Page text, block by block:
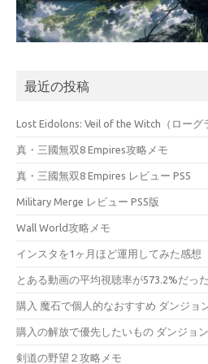
最近の投稿
Lost Eidolons: Veil of the Witch（ローグ
真・三國無双8 Empires攻略メモ
真・三國無双8 Empires レビュー PS5
Military Merge レビュー PS5版
Wall World攻略メモ
インスタを1ヶ月ほど運用してみた感想
とある動画の平均視聴率が573.2%だった
購入 魔石で個人的なおすすめ ダンジョ
購入の解放で優先したいもの ダンジョ
剣道の野望２攻略メモ